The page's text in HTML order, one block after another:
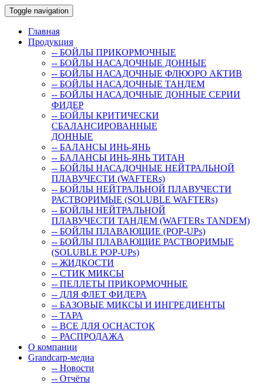
Toggle navigation
Главная
Продукция
-- БОЙЛЫ ПРИКОРМОЧНЫЕ
-- БОЙЛЫ НАСАДОЧНЫЕ ДОННЫЕ
-- БОЙЛЫ НАСАДОЧНЫЕ ФЛЮОРО АКТИВ
-- БОЙЛЫ НАСАДОЧНЫЕ ТАНДЕМ
-- БОЙЛЫ НАСАДОЧНЫЕ ДОННЫЕ СЕРИИ
ФИДЕР
-- БОЙЛЫ КРИТИЧЕСКИ
СБАЛАНСИРОВАННЫЕ
ДОННЫЕ
-- БАЛАНСЫ ИНЬ-ЯНЬ
-- БАЛАНСЫ ИНЬ-ЯНЬ ТИТАН
-- БОЙЛЫ НАСАДОЧНЫЕ НЕЙТРАЛЬНОЙ
ПЛАВУЧЕСТИ (WAFTERs)
-- БОЙЛЫ НЕЙТРАЛЬНОЙ ПЛАВУЧЕСТИ
РАСТВОРИМЫЕ (SOLUBLE WAFTERs)
-- БОЙЛЫ НЕЙТРАЛЬНОЙ
ПЛАВУЧЕСТИ ТАНДЕМ (WAFTERs TANDEM)
-- БОЙЛЫ ПЛАВАЮЩИЕ (POP-UPs)
-- БОЙЛЫ ПЛАВАЮЩИЕ РАСТВОРИМЫЕ
(SOLUBLE POP-UPs)
-- ЖИДКОСТИ
-- СТИК МИКСЫ
-- ПЕЛЛЕТЫ ПРИКОРМОЧНЫЕ
-- ДЛЯ ФЛЕТ ФИДЕРА
-- БАЗОВЫЕ МИКСЫ И ИНГРЕДИЕНТЫ
-- ТАРА
-- ВСЕ ДЛЯ ОСНАСТОК
-- РАСПРОДАЖА
О компании
Grandcarp-медиа
-- Новости
-- Отчёты